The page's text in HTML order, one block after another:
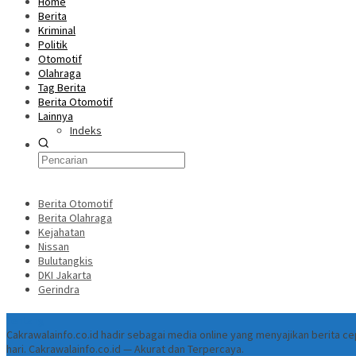
Berita
Kriminal
Politik
Otomotif
Olahraga
Tag Berita
Berita Otomotif
Lainnya
Indeks
Berita Otomotif
Berita Olahraga
Kejahatan
Nissan
Bulutangkis
DKI Jakarta
Gerindra
Cakrawalainfo.co.id hadir sebagai media online yang menyajikan berita
hari. Cakrawalainfo.co.id — Akurat dan Terpercaya.